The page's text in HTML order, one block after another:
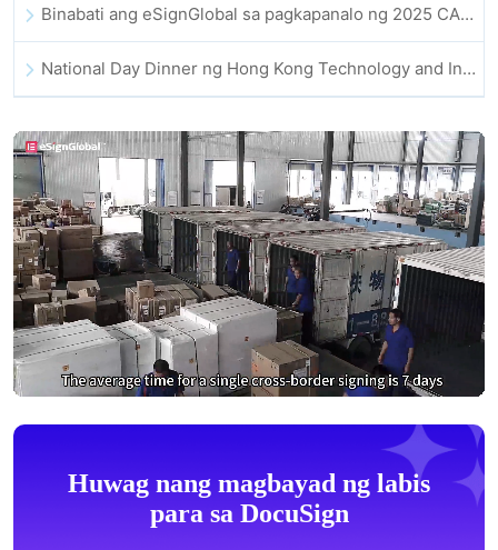
Binabati ang eSignGlobal sa pagkapanalo ng 2025 CAHK STAR Award
National Day Dinner ng Hong Kong Technology and Innovation Community
Huwag nang magbayad ng labis
para sa DocuSign